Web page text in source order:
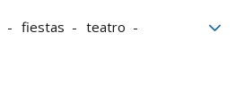
fiestas
teatro